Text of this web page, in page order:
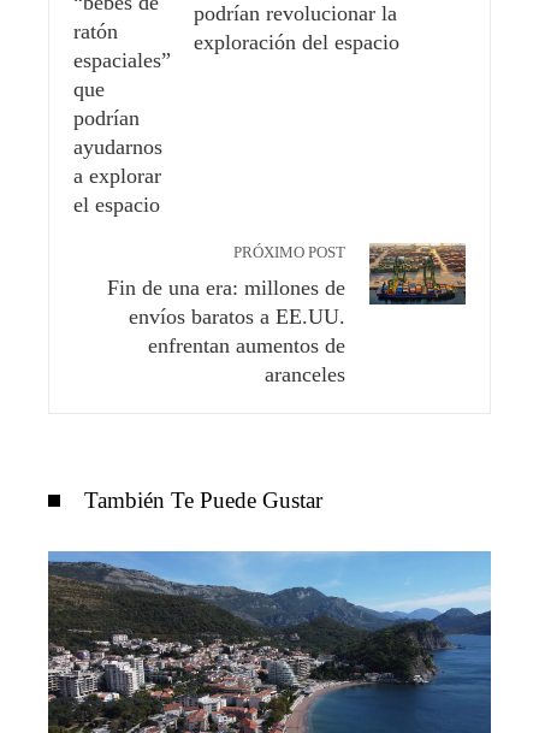
podrían revolucionar la
exploración del espacio
PRÓXIMO POST
Fin de una era: millones de
envíos baratos a EE.UU.
enfrentan aumentos de
aranceles
También Te Puede Gustar